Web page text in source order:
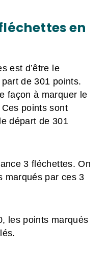
en
est d’être le
de 301 points.
façon à marquer le
points sont
départ de 301
3 fléchettes. On
marqués par ces 3
les points marqués